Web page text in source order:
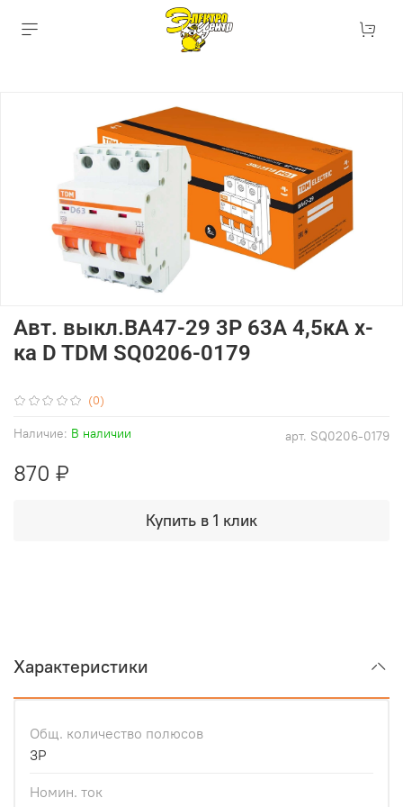
(0)
арт. SQ0206-0179
Наличие: В наличии
Авт. выкл.ВА47-29 3Р 63А 4,5кА х-
ка D TDM SQ0206-0179
870 ₽
Купить в 1 клик
Характеристики
Общ. количество полюсов
3Р
Номин. ток